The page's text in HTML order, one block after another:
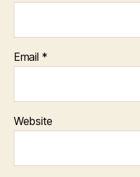
Email *
Website